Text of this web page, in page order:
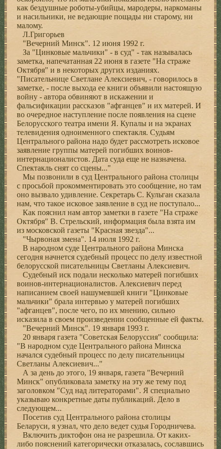
как бездушные роботы-убийцы, мародеры, наркоманы
и насильники, не ведающие пощады ни старому, ни
малому.
Л.Григорьев
"Вечерний Минск". 12 июня 1992 г.
За "Цинковые мальчики" - в суд" - так называлась
заметка, напечатанная 22 июня в газете "На страже
Октября" и в некоторых других изданиях.
"Писательнице Светлане Алексиевич, - говорилось в
заметке, - после выхода ее книги объявили настоящую
войну - автора обвиняют в искажении и
фальсификации рассказов "афганцев" и их матерей. И
во очередное наступление после появления на сцене
Белорусского театра имени Я. Купалы и на экранах
телевидения одноименного спектакля. Судьям
Центрального района надо будет рассмотреть исковое
заявление группы матерей погибших воинов-
интернационалистов. Дата суда еще не назначена.
Спектакль снят со сцены..."
Мы позвонили в суд Центрального района столицы
с просьбой прокомментировать это сообщение, но там
оно вызвало удивление. Секретарь С. Кульган сказала
нам, что такое исковое заявление в суд не поступало...
Как пояснил нам автор заметки в газете "На страже
Октября" В. Стрельский, информация была взята им
из московской газеты "Красная звезда"...
"Чырвоная змена". 14 июля 1992 г.
В народном суде Центрального района Минска
сегодня начнется судебный процесс по делу известной
белорусской писательницы Светланы Алексиевич.
Судебный иск подали несколько матерей погибших
воинов-интернационалистов. Алексиевич перед
написанием своей нашумевшей книги "Цинковые
мальчики" брала интервью у матерей погибших
"афганцев", после чего, по их мнению, сильно
исказила в своем произведении сообщенные ей факты.
"Вечерний Минск". 19 января 1993 г.
20 января газета "Советская Белоруссия" сообщила:
"В народном суде Центрального района Минска
начался судебный процесс по делу писательницы
Светланы Алексиевич..."
А за день до этого, 19 января, газета "Вечерний
Минск" опубликовала заметку на эту же тему под
заголовком "Суд над литераторами". Я специально
указываю конкретные даты публикаций. Дело в
следующем...
Посетив суд Центрального района столицы
Беларуси, я узнал, что дело ведет судья Городничева.
Включить диктофон она не разрешила. От каких-
либо пояснений категорически отказалась, сославшись